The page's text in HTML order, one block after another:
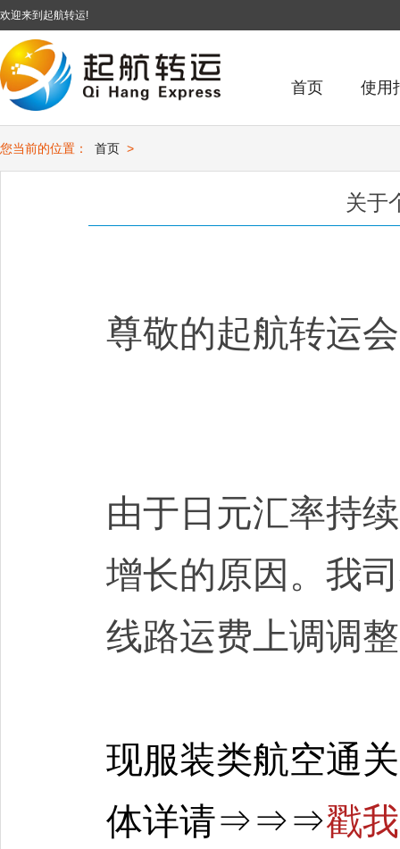
欢迎来到起航转运!
首页 使用
您当前的位置： 首页 >
关于
尊敬的起航转运
由于日元汇率持
增长的原因。我司
线路运费上调调整
现服装类航空通
体详请⇒⇒⇒戳我